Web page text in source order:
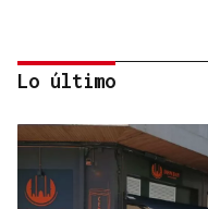
Lo último